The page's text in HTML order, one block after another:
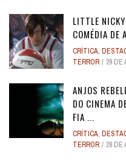
LITTLE
COMÉDIA DE
CRÍTICA,
TERROR
29 DE
ANJOS
DO CINEMA
FIA ...
CRÍTICA,
TERROR
28 DE